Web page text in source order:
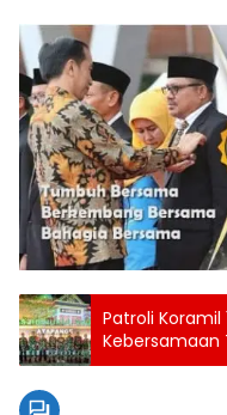
Patroli
Kebersamaan
Keamanan